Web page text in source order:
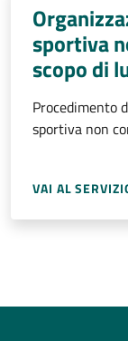
sportiva
scopo di
Procedimento
sportiva non
VAI AL